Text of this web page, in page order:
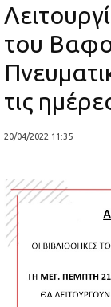
του
τις
20/04/2022 11:35